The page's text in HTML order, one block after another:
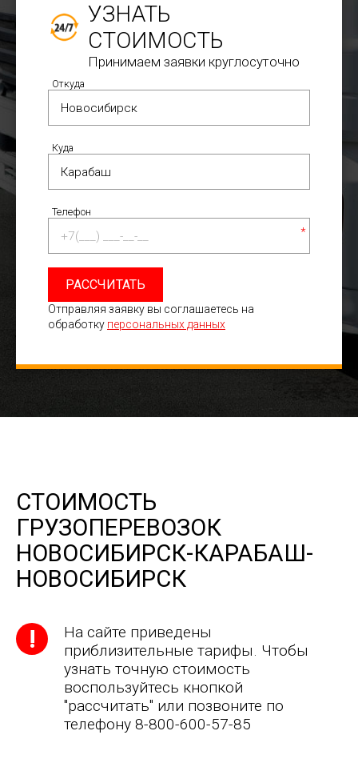
УЗНАТЬ
СТОИМОСТЬ
Принимаем заявки круглосуточно
Откуда
Куда
Телефон
*
РАССЧИТАТЬ
Отправляя заявку вы соглашаетесь на
обработку персональных данных
СТОИМОСТЬ
ГРУЗОПЕРЕВОЗОК
НОВОСИБИРСК-КАРАБАШ-
НОВОСИБИРСК
На сайте приведены
приблизительные тарифы. Чтобы
узнать точную стоимость
воспользуйтесь кнопкой
"рассчитать" или позвоните по
телефону 8-800-600-57-85